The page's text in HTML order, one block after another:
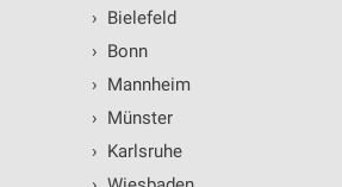
› Bielefeld
› Bonn
› Mannheim
› Münster
› Karlsruhe